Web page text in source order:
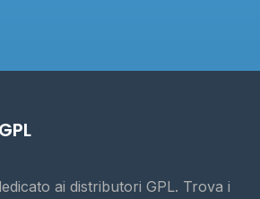
ai distributori GPL. Trova i